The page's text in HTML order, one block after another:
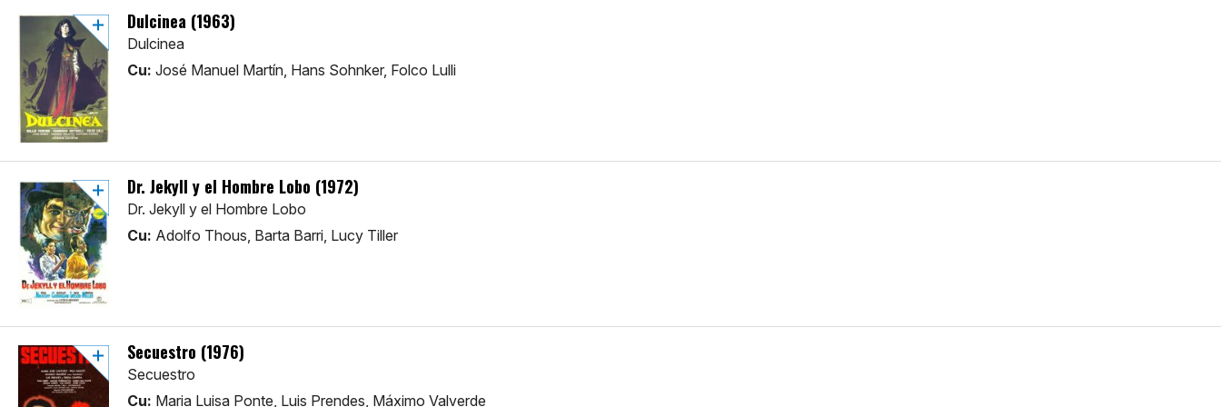
Dulcinea (1963)
Dulcinea
Cu: José Manuel Martín, Hans Sohnker, Folco Lulli
Dr. Jekyll y el Hombre Lobo (1972)
Dr. Jekyll y el Hombre Lobo
Cu: Adolfo Thous, Barta Barri, Lucy Tiller
Secuestro (1976)
Secuestro
Cu: Maria Luisa Ponte, Luis Prendes, Máximo Valverde